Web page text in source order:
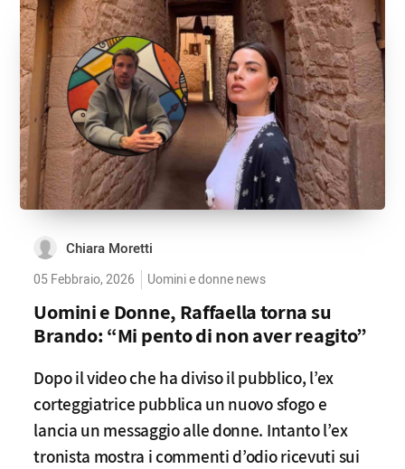
Chiara Moretti
05 Febbraio, 2026 Uomini e donne news
Uomini e Donne, Raffaella torna su
Brando: “Mi pento di non aver reagito”
Dopo il video che ha diviso il pubblico, l’ex
corteggiatrice pubblica un nuovo sfogo e
lancia un messaggio alle donne. Intanto l’ex
tronista mostra i commenti d’odio ricevuti sui